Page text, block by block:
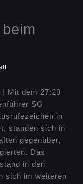
! Mit dem 27:29
SG
in
standen sich in
gegenüber,
Das
in den
sich im weiteren